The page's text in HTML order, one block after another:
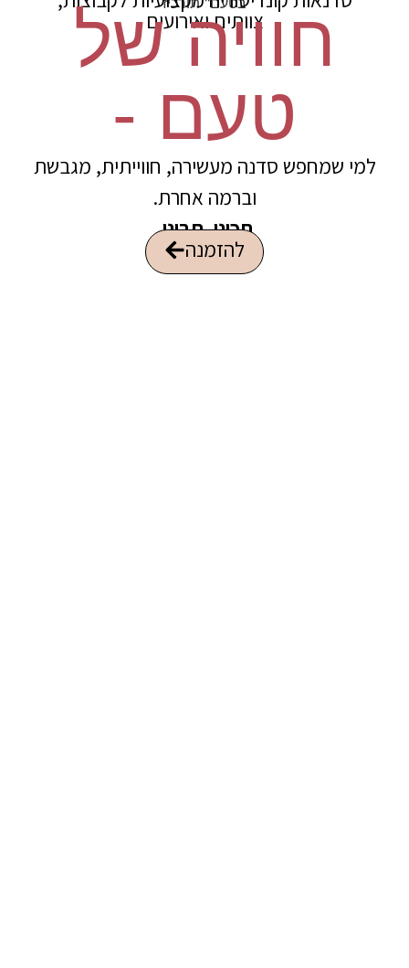
צוותים ואירועים
חוויה של
טעם -
שמחפש סדנה מעשירה, חווייתית, מגבשת
וברמה אחרת.
תכינו. תבינו.
להזמנה